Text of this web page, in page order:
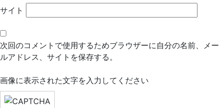
サイト
次回のコメントで使用するためブラウザーに自分の名前、メー
ルアドレス、サイトを保存する。
画像に表示された文字を入力してください